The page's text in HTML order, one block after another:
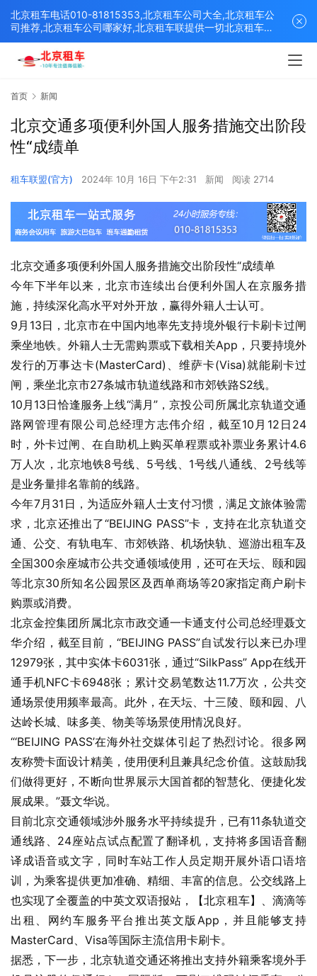
首页 新闻
北京交通多项便利外国人服务措施交出阶段
性“成绩单
租车联盟(官方) 2024年 10月 16日 下午2:31 新闻 阅读 2714
北京交通多项便利外国人服务措施交出阶段性“成绩单
今年下半年以来，北京市连续出台便利外国人在京服务措
施，持续深化高水平对外开放，赢得外籍人士认可。
9月13日，北京市在中国内地率先支持境外银行卡刷卡过闸
乘坐地铁。外籍人士无需购票或下载相关App，只要持境外
发行的万事达卡(MasterCard)、维萨卡(Visa)就能刷卡过
闸，乘坐北京市27条城市轨道线路和市郊铁路S2线。
10月13日恰逢服务上线“满月”，京投公司所属北京轨道交通
路网管理有限公司总经理方志伟介绍，截至10月12日24
时，外卡过闸、在自助机上购买单程票或补票业务累计4.6
万人次，北京地铁8号线、5号线、1号线八通线、2号线等
是业务量排名靠前的线路。
今年7月31日，为适应外籍人士支付习惯，满足文旅体验需
求，北京还推出了“BEIJING PASS”卡，支持在北京轨道交
通、公交、有轨电车、市郊铁路、机场快轨、巡游出租车及
全国300余座城市公共交通领域使用，还可在天坛、颐和园
等北京30所知名公园景区及西单商场等20家指定商户刷卡
购票或消费。
北京金控集团所属北京市政交通一卡通支付公司总经理聂文
华介绍，截至目前，“BEIJING PASS”自试发行以来已办理
12979张，其中实体卡6031张，通过“SilkPass” App在线开
通手机NFC卡6948张；累计交易笔数达11.7万次，公共交
通场景使用频率最高。此外，在天坛、十三陵、颐和园、八
达岭长城、味多美、物美等场景使用情况良好。
“‘BEIJING PASS’在海外社交媒体引起了热烈讨论。很多网
友称赞卡面设计精美，使用便利且兼具纪念价值。这鼓励我
们做得更好，不断向世界展示大国首都的智慧化、便捷化发
展成果。”聂文华说。
目前北京交通领域涉外服务水平持续提升，已有11条轨道交
通线路、24座站点试点配置了翻译机，支持将多国语音翻
译成语音或文字，同时车站工作人员定期开展外语口语培
训，为乘客提供更加准确、精细、丰富的信息。公交线路上
也实现了全覆盖的中英文双语报站，【北京租车】、滴滴等
出租、网约车服务平台推出英文版App，并且能够支持
MasterCard、Visa等国际主流信用卡刷卡。
据悉，下一步，北京轨道交通还将推出支持外籍乘客境外手
北京租车电话010-81815353,北京租车公司大全,北京租车公
司推荐,北京租车公司哪家好,北京租车联提供一切北京租车解
决方案,打造北京优质的租车平台！